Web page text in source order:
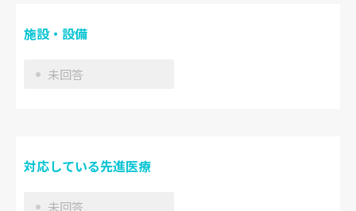
施設・設備
未回答
対応している先進医療
未回答